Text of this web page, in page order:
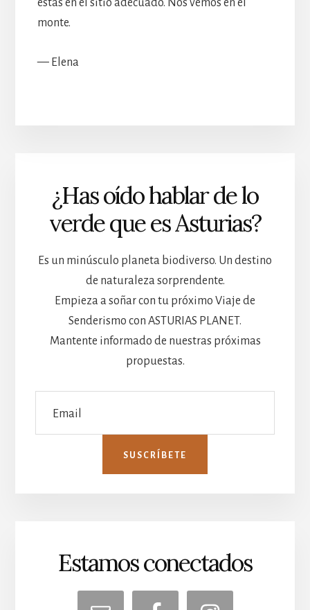
estás en el sitio adecuado. Nos vemos en el
monte.
— Elena
¿Has oído hablar de lo
verde que es Asturias?
Es un minúsculo planeta biodiverso. Un destino
de naturaleza sorprendente.
Empieza a soñar con tu próximo Viaje de
Senderismo con ASTURIAS PLANET.
Mantente informado de nuestras próximas
propuestas.
Estamos conectados